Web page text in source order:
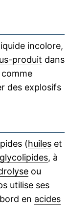
incolore,
produit dans
des explosifs
(huileset
glycolipides, à
ou
utilise ses
en acides